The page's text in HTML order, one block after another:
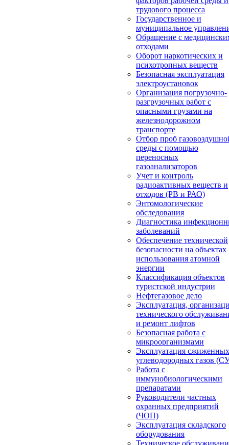
трудового процесса
Государственное и
муниципальное
Обращение с
отходами
Оборот наркотических и
психотропных веществ
Безопасная эксплуатация
электроустановок
Организация погрузочно-
разгрузочных работ с
опасными грузами на
железнодорожном
транспорте
Отбор проб
среды с помощью
переносных
газоанализаторов
Учет и контроль
радиоактивных веществ и
отходов (РВ и РАО)
Энтомологические
обследования
Диагностика
заболеваний
Обеспечение технической
безопасности на объектах
использования атомной
энергии
Классификация объектов
туристской индустрии
Нефтегазовое дело
Эксплуатация,
технического
и ремонт лифтов
Безопасная работа с
микроорганизмами
Эксплуатация сжиженных
углеводородных газов
Работа с
иммунобиологическими
препаратами
Руководители частных
охранных предприятий
(ЧОП)
Эксплуатация складского
оборудования
Техническое